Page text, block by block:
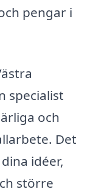
pengar i
specialist
och
Det
idéer,
större